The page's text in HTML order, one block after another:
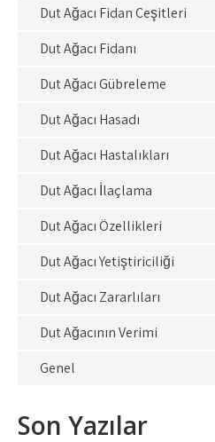
Dut Ağacı Fidan Çeşitleri
Dut Ağacı Fidanı
Dut Ağacı Gübreleme
Dut Ağacı Hasadı
Dut Ağacı Hastalıkları
Dut Ağacı İlaçlama
Dut Ağacı Özellikleri
Dut Ağacı Yetiştiriciliği
Dut Ağacı Zararlıları
Dut Ağacının Verimi
Genel
Son Yazılar